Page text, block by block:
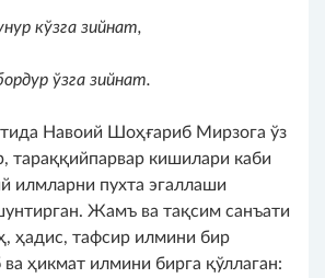
кўзга зийнат,
ўзга зийнат.
Навоий Шоҳғариб Мирзога ўз
тараққийпарвар кишилари каби
илмларни пухта эгаллаши
Жамъ ва тақсим санъати
ҳадис, тафсир илмини бир
ҳикмат илмини бирга қўллаган: